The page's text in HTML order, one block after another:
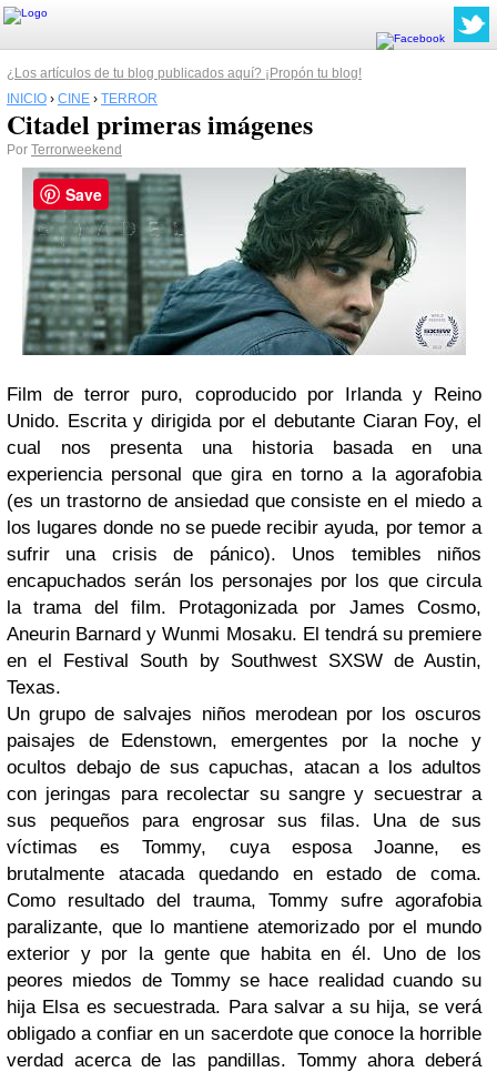
¿Los artículos de tu blog publicados aquí? ¡Propón tu blog!
INICIO › CINE › TERROR
Citadel primeras imágenes
Por Terrorweekend
Film de terror puro, coproducido por Irlanda y Reino
Unido. Escrita y dirigida por el debutante Ciaran Foy, el
cual nos presenta una historia basada en una
experiencia personal que gira en torno a la agorafobia
(es un trastorno de ansiedad que consiste en el miedo a
los lugares donde no se puede recibir ayuda, por temor a
sufrir una crisis de pánico). Unos temibles niños
encapuchados serán los personajes por los que circula
la trama del film. Protagonizada por James Cosmo,
Aneurin Barnard y Wunmi Mosaku. El tendrá su premiere
en el Festival South by Southwest SXSW de Austin,
Texas.
Un grupo de salvajes niños merodean por los oscuros
paisajes de Edenstown, emergentes por la noche y
ocultos debajo de sus capuchas, atacan a los adultos
con jeringas para recolectar su sangre y secuestrar a
sus pequeños para engrosar sus filas. Una de sus
víctimas es Tommy, cuya esposa Joanne, es
brutalmente atacada quedando en estado de coma.
Como resultado del trauma, Tommy sufre agorafobia
paralizante, que lo mantiene atemorizado por el mundo
exterior y por la gente que habita en él. Uno de los
peores miedos de Tommy se hace realidad cuando su
hija Elsa es secuestrada. Para salvar a su hija, se verá
obligado a confiar en un sacerdote que conoce la horrible
verdad acerca de las pandillas. Tommy ahora deberá
Save